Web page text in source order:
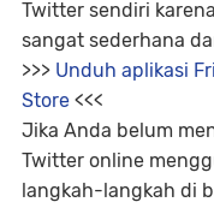
Twitter sendiri
sangat sederhana
>>> Unduh aplikasi
Store <<<
Jika Anda belum
Twitter online
langkah-langkah di